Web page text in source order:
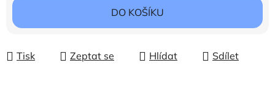
Měrná cena:
DO KOŠÍKU
Tisk Zeptat se Hlídat Sdílet